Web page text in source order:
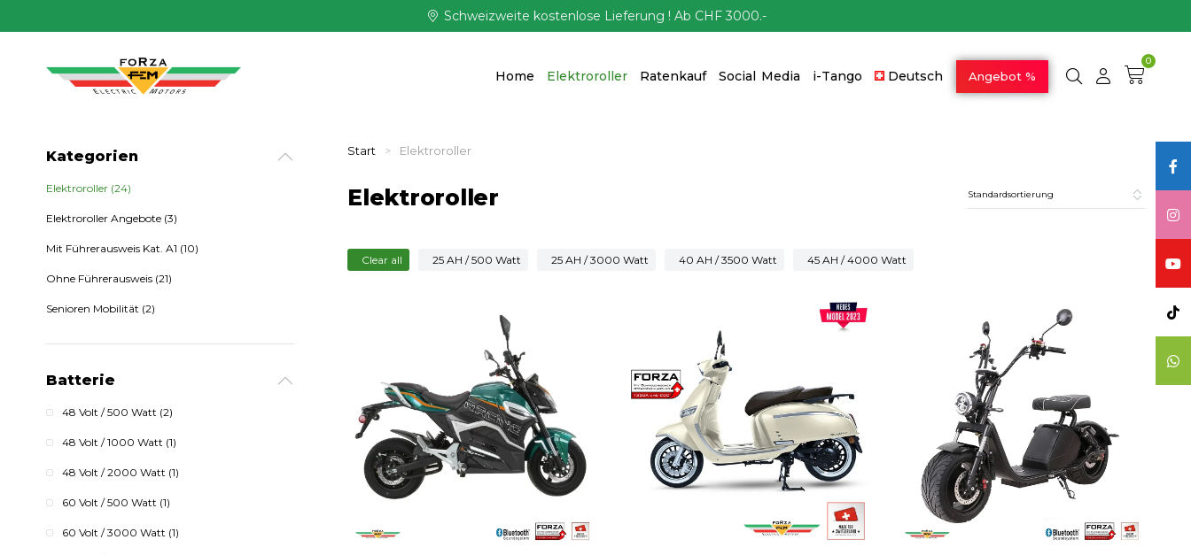
Schweizweite kostenlose Lieferung ! Ab CHF 3000.-
Home Elektroroller Ratenkauf Social Media i-Tango Deutsch Angebot %
0
Kategorien
Elektroroller (24)
Elektroroller Angebote (3)
Mit Führerausweis Kat. A1 (10)
Ohne Führerausweis (21)
Senioren Mobilität (2)
Batterie
48 Volt / 500 Watt (2)
48 Volt / 1000 Watt (1)
48 Volt / 2000 Watt (1)
60 Volt / 500 Watt (1)
60 Volt / 3000 Watt (1)
Sie befinden sich hier:
Start Elektroroller
Elektroroller
Clear all 25 AH / 500 Watt 25 AH / 3000 Watt 40 AH / 3500 Watt 45 AH / 4000 Watt